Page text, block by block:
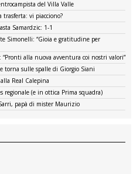
del Villa Valle
vi piacciono?
Samardzic: 1-1
Simonelli: “Gioia e gratitudine per
“Pronti alla nuova avventura coi nostri valori”
torna sulle spalle di Giorgio Siani
Real Calepina
regionale (e in ottica Prima squadra)
papà di mister Maurizio